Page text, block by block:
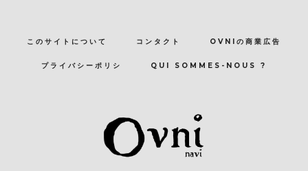
このサイトについて コンタクト OVNIの商業広告
プライバシーポリシ QUI SOMMES-NOUS ?